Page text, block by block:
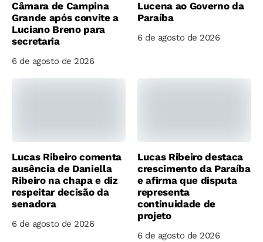
Câmara de Campina
Grande após convite a
Luciano Breno para
secretaria
6 de agosto de 2026
Lucena ao Governo da
Paraíba
6 de agosto de 2026
Lucas Ribeiro comenta
ausência de Daniella
Ribeiro na chapa e diz
respeitar decisão da
senadora
6 de agosto de 2026
Lucas Ribeiro destaca
crescimento da Paraíba
e afirma que disputa
representa
continuidade de
projeto
6 de agosto de 2026